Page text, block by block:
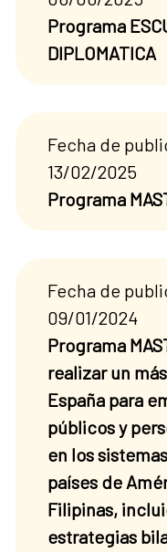
Programa
DIPLOMATICA
Fecha de
13/02/2025
Programa
Fecha de
09/01/2024
Programa
realizar un
España para
públicos y
en los
países de
Filipinas,
estrategias